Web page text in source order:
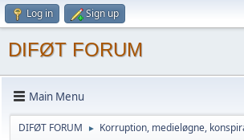
Log in Sign up
DIFØT FORUM
Main Menu
DIFØT FORUM ► Korruption, medieløgne,